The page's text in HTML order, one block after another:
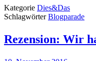
Kategorie Dies&Das
SchlagwörterBlogparade
Rezension: Wir